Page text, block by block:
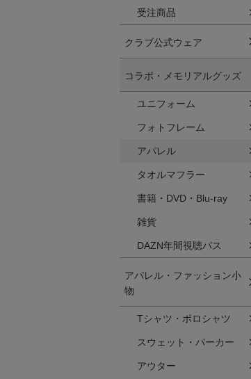
受注商品
クラブ公式ウェア
コラボ・メモリアルグッズ
ユニフォーム
フォトフレーム
アパレル
タオルマフラー
書籍・DVD・Blu-ray
雑貨
DAZN年間視聴パス
アパレル・ファッション小
物
Tシャツ・ポロシャツ
スウェット・パーカー
アウター